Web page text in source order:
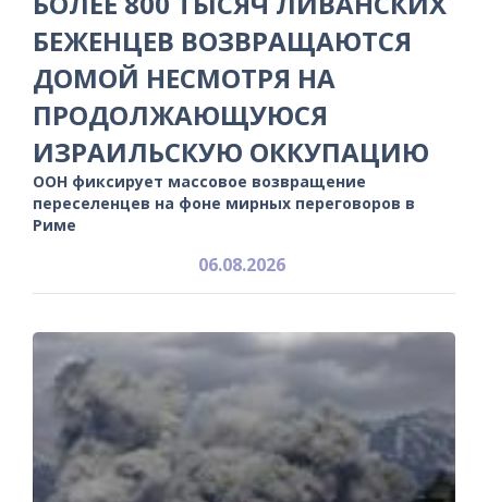
БЕЖЕНЦЕВ ВОЗВРАЩАЮТСЯ
ДОМОЙ НЕСМОТРЯ НА
ПРОДОЛЖАЮЩУЮСЯ
ИЗРАИЛЬСКУЮ ОККУПАЦИЮ
ООН фиксирует массовое возвращение
переселенцев на фоне мирных переговоров в
Риме
06.08.2026